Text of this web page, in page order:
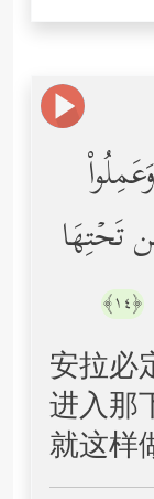
تَحۡتِهَا
﴿١٤﴾
安拉必
进入那
就这样